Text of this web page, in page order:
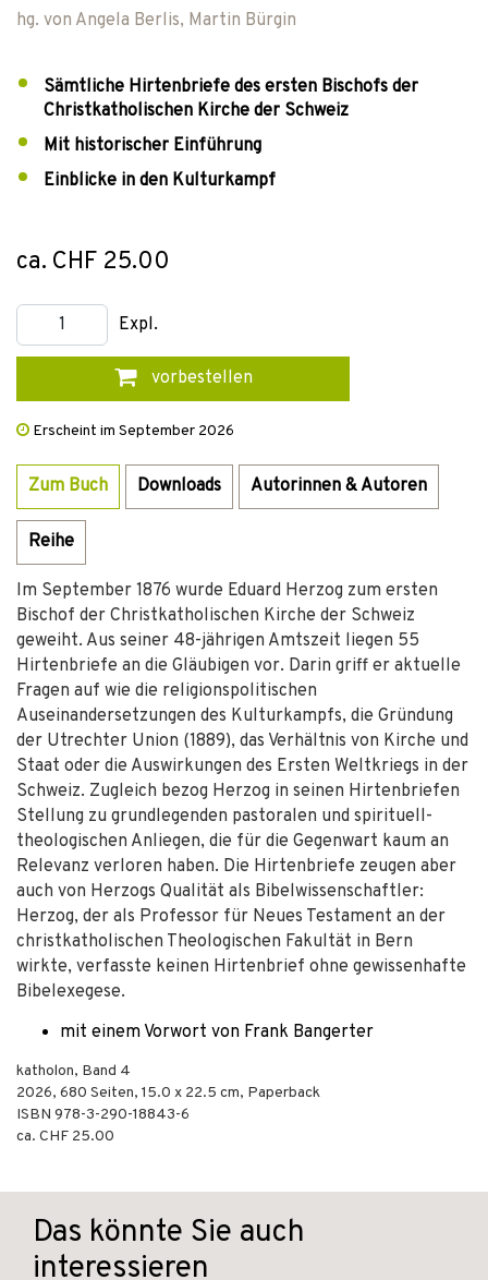
hg. von Angela Berlis, Martin Bürgin
Sämtliche Hirtenbriefe des ersten Bischofs der
Christkatholischen Kirche der Schweiz
Mit historischer Einführung
Einblicke in den Kulturkampf
ca. CHF 25.00
Expl.
vorbestellen
Erscheint im September 2026
Zum Buch Downloads Autorinnen & Autoren
Reihe
Im September 1876 wurde Eduard Herzog zum ersten
Bischof der Christkatholischen Kirche der Schweiz
geweiht. Aus seiner 48-jährigen Amtszeit liegen 55
Hirtenbriefe an die Gläubigen vor. Darin griff er aktuelle
Fragen auf wie die religionspolitischen
Auseinandersetzungen des Kulturkampfs, die Gründung
der Utrechter Union (1889), das Verhältnis von Kirche und
Staat oder die Auswirkungen des Ersten Weltkriegs in der
Schweiz. Zugleich bezog Herzog in seinen Hirtenbriefen
Stellung zu grundlegenden pastoralen und spirituell-
theologischen Anliegen, die für die Gegenwart kaum an
Relevanz verloren haben. Die Hirtenbriefe zeugen aber
auch von Herzogs Qualität als Bibelwissenschaftler:
Herzog, der als Professor für Neues Testament an der
christkatholischen Theologischen Fakultät in Bern
wirkte, verfasste keinen Hirtenbrief ohne gewissenhafte
Bibelexegese.
mit einem Vorwort von Frank Bangerter
katholon, Band 4
2026, 680 Seiten, 15.0 x 22.5 cm, Paperback
ISBN 978-3-290-18843-6
ca. CHF 25.00
Das könnte Sie auch
interessieren